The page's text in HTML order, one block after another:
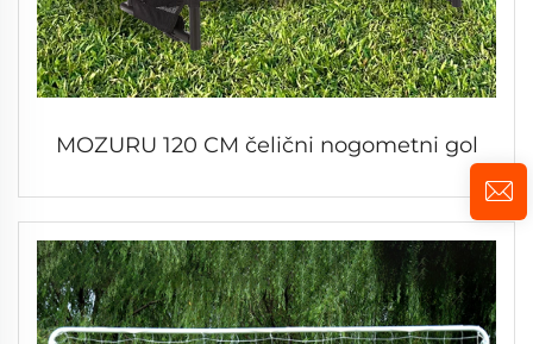
MOZURU 120 CM čelični nogometni gol